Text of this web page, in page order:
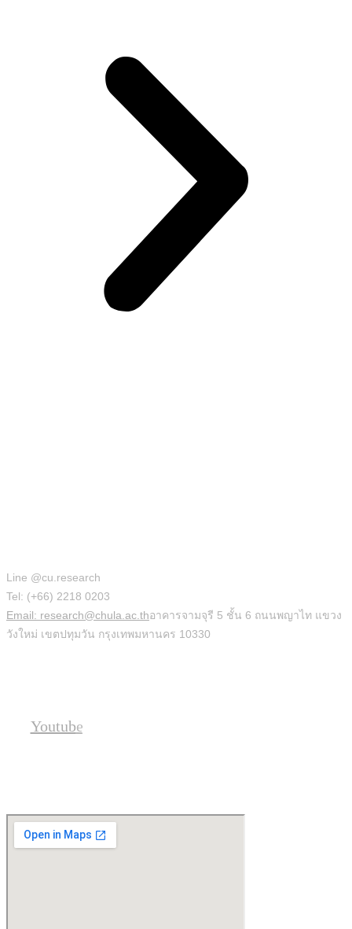
Line @cu.research
Tel: (+66) 2218 0203
Email: research@chula.ac.thอาคารจามจุรี 5 ชั้น 6 ถนนพญาไท แขวง
วังใหม่ เขตปทุมวัน กรุงเทพมหานคร 10330
Youtube